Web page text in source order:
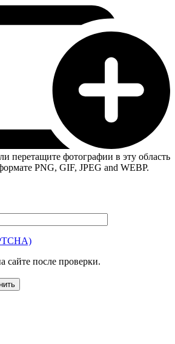
перетащите фотографии в эту область
PNG, GIF, JPEG and WEBP.
сайте после проверки.